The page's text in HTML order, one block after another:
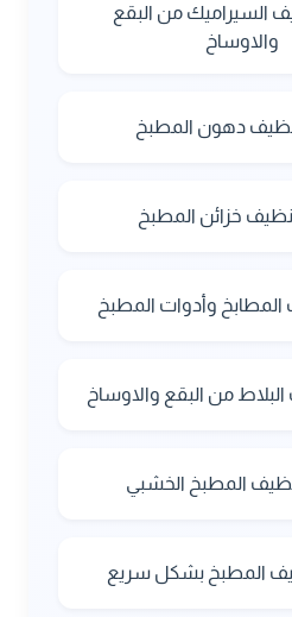
السيراميك من البقع
والاوساخ
دهون المطبخ
خزائن المطبخ
المطابخ وأدوات المطبخ
من البقع والاوساخ
المطبخ الخشبي
المطبخ بشكل سريع